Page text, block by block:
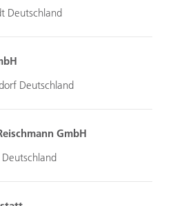
Deutschland
Deutschland
GmbH